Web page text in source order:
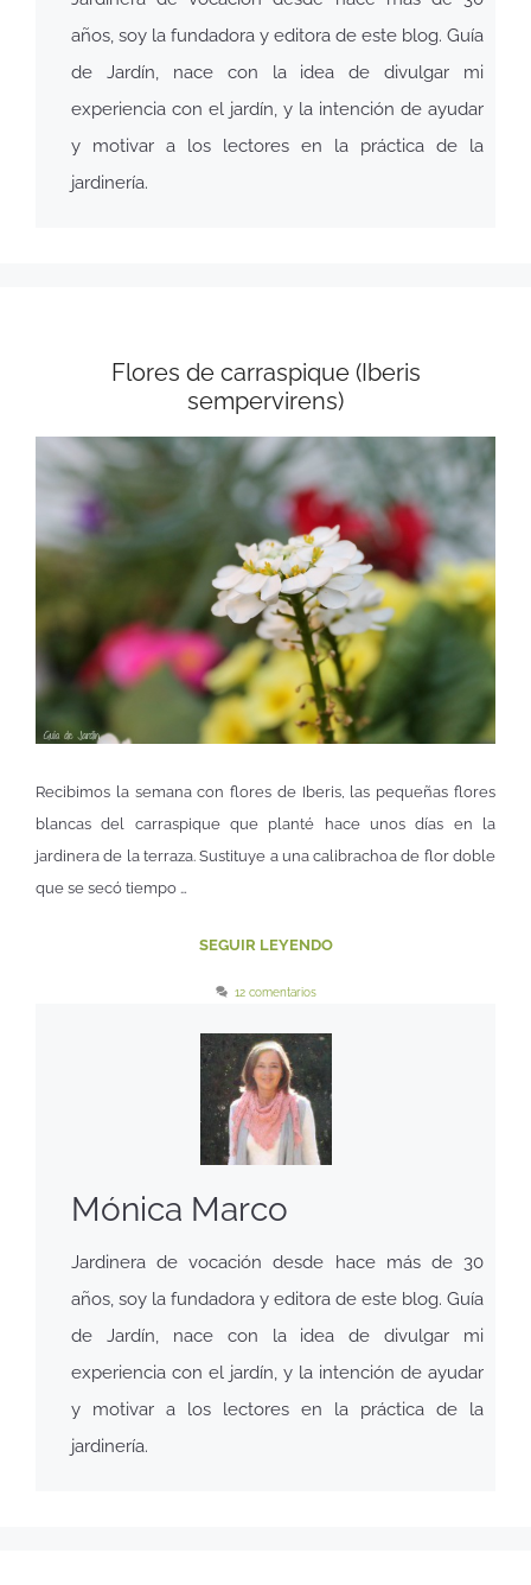
años, soy la fundadora y editora de este blog. Guía
de Jardín, nace con la idea de divulgar mi
experiencia con el jardín, y la intención de ayudar
y motivar a los lectores en la práctica de la
jardinería.
Flores de carraspique (Iberis
sempervirens)
Recibimos la semana con flores de Iberis, las pequeñas flores
blancas del carraspique que planté hace unos días en la
jardinera de la terraza. Sustituye a una calibrachoa de flor doble
que se secó tiempo …
SEGUIR LEYENDO
12 comentarios
Mónica Marco
Jardinera de vocación desde hace más de 30
años, soy la fundadora y editora de este blog. Guía
de Jardín, nace con la idea de divulgar mi
experiencia con el jardín, y la intención de ayudar
y motivar a los lectores en la práctica de la
jardinería.